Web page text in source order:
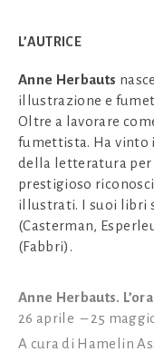
L’AUTRICE
Anne Herbauts
illustrazione e
Oltre a lavorare
fumettista. Ha vinto
della letteratura per
prestigioso
illustrati. I suoi libri
(Casterman,
(Fabbri).
Anne Herbauts.
26 aprile – 25
A cura di Hamelin